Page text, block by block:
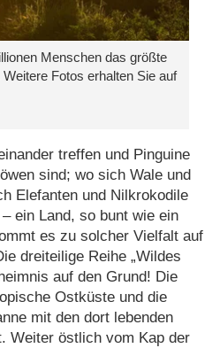
Menschen das größte
Fotos erhalten Sie auf
treffen und Pinguine
sind; wo sich Wale und
Elefanten und Nilkrokodile
ein Land, so bunt wie ein
es zu solcher Vielfalt auf
dreiteilige Reihe „Wildes
auf den Grund! Die
Ostküste und die
mit den dort lebenden
Weiter östlich vom Kap der